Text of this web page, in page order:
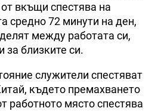
вкъщи спестява на
средно 72 минути на ден,
между работата си,
за близките си.
служители спестяват
където премахването
работното място спестява